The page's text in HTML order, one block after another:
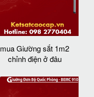
mua Giường sắt 1m2
chỉnh điện ở đâu